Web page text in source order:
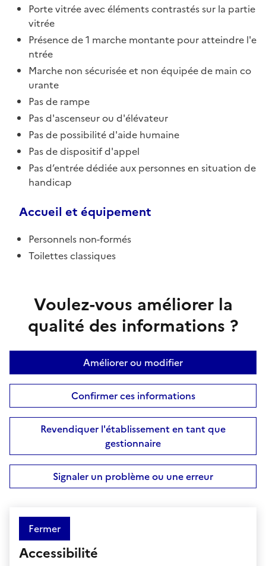
Porte vitrée avec éléments contrastés sur la partie
vitrée
Présence de 1 marche montante pour atteindre l'e
ntrée
Marche non sécurisée et non équipée de main co
urante
Pas de rampe
Pas d'ascenseur ou d'élévateur
Pas de possibilité d'aide humaine
Pas de dispositif d'appel
Pas d’entrée dédiée aux personnes en situation de
handicap
Accueil et équipement
Personnels non-formés
Toilettes classiques
Voulez-vous améliorer la
qualité des informations ?
Améliorer ou modifier
Confirmer ces informations
Revendiquer l'établissement en tant que
gestionnaire
Signaler un problème ou une erreur
Fermer
Accessibilité